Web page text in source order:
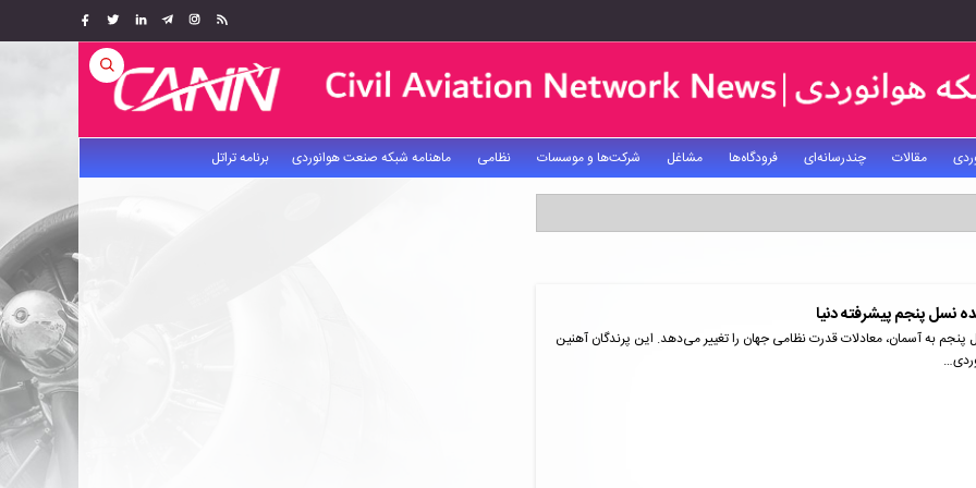
مقالات چندرسانه‌ای فرودگاه‌ها مشاغل شرکت‌ها و موسسات نظامی ماهنامه شبکه صنعت هوانوردی برنامه تراتل
به آسمان، معادلات قدرت نظامی جهان را تغییر می‌دهد. این پرندگان آهنین